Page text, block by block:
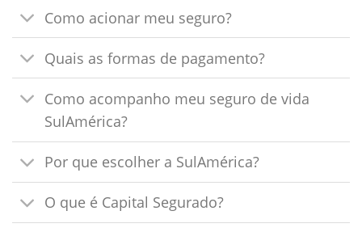
Como acionar meu seguro?
Quais as formas de pagamento?
Como acompanho meu seguro de vida
SulAmérica?
Por que escolher a SulAmérica?
O que é Capital Segurado?